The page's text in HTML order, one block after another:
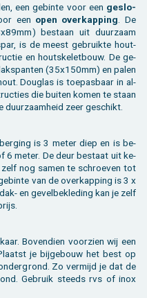
een ge­bin­te voor een ge­slo­
een open over­kap­ping . De
be­staan uit duur­zaam
is de meest ge­bruik­te hout­
en houtske­let­bouw. De ge­
(35x150mm) en palen
Dou­g­las is toe­pas­baar in al­
die bui­ten komen te staan
zeer ge­schikt.
is 3 meter diep en is be­
6 meter. De deur be­staat uit ke­
nog samen te schroe­ven tot
van de over­kap­ping is 3 x
en ge­vel­be­kle­ding kan je zelf
Bo­ven­dien voor­zien wij een
je bij­ge­bouw het best op
Zo ver­mijd je dat de
Ge­bruik steeds rvs of inox